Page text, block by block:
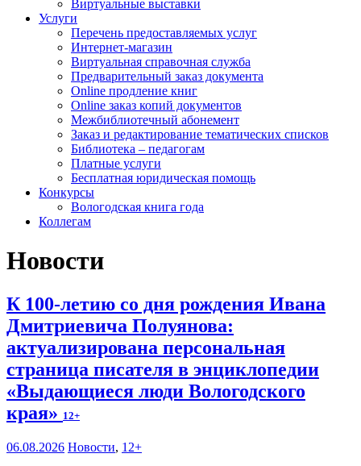
Виртуальные выставки
Услуги
Перечень предоставляемых услуг
Интернет-магазин
Виртуальная справочная служба
Предварительный заказ документа
Online продление книг
Online заказ копий документов
Межбиблиотечный абонемент
Заказ и редактирование тематических списков
Библиотека – педагогам
Платные услуги
Бесплатная юридическая помощь
Конкурсы
Вологодская книга года
Коллегам
Новости
К 100-летию со дня рождения Ивана
Дмитриевича Полуянова:
актуализирована персональная
страница писателя в энциклопедии
«Выдающиеся люди Вологодского
края» 12+
06.08.2026 Новости, 12+